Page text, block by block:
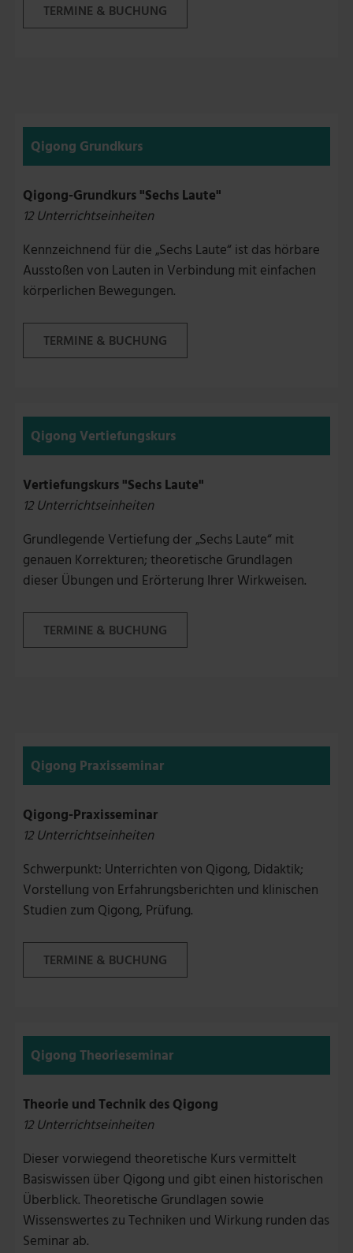
TERMINE & BUCHUNG
Qigong Grundkurs
Qigong-Grundkurs "Sechs Laute"
12 Unterrichtseinheiten
Kennzeichnend für die „Sechs Laute“ ist das hörbare
Ausstoßen von Lauten in Verbindung mit einfachen
körperlichen Bewegungen.
TERMINE & BUCHUNG
Qigong Vertiefungskurs
Vertiefungskurs "Sechs Laute"
12 Unterrichtseinheiten
Grundlegende Vertiefung der „Sechs Laute“ mit
genauen Korrekturen; theoretische Grundlagen
dieser Übungen und Erörterung Ihrer Wirkweisen.
TERMINE & BUCHUNG
Qigong Praxisseminar
Qigong-Praxisseminar
12 Unterrichtseinheiten
Schwerpunkt: Unterrichten von Qigong, Didaktik;
Vorstellung von Erfahrungsberichten und klinischen
Studien zum Qigong, Prüfung.
TERMINE & BUCHUNG
Qigong Theorieseminar
Theorie und Technik des Qigong
12 Unterrichtseinheiten
Dieser vorwiegend theoretische Kurs vermittelt
Basiswissen über Qigong und gibt einen historischen
Überblick. Theoretische Grundlagen sowie
Wissenswertes zu Techniken und Wirkung runden das
Seminar ab.